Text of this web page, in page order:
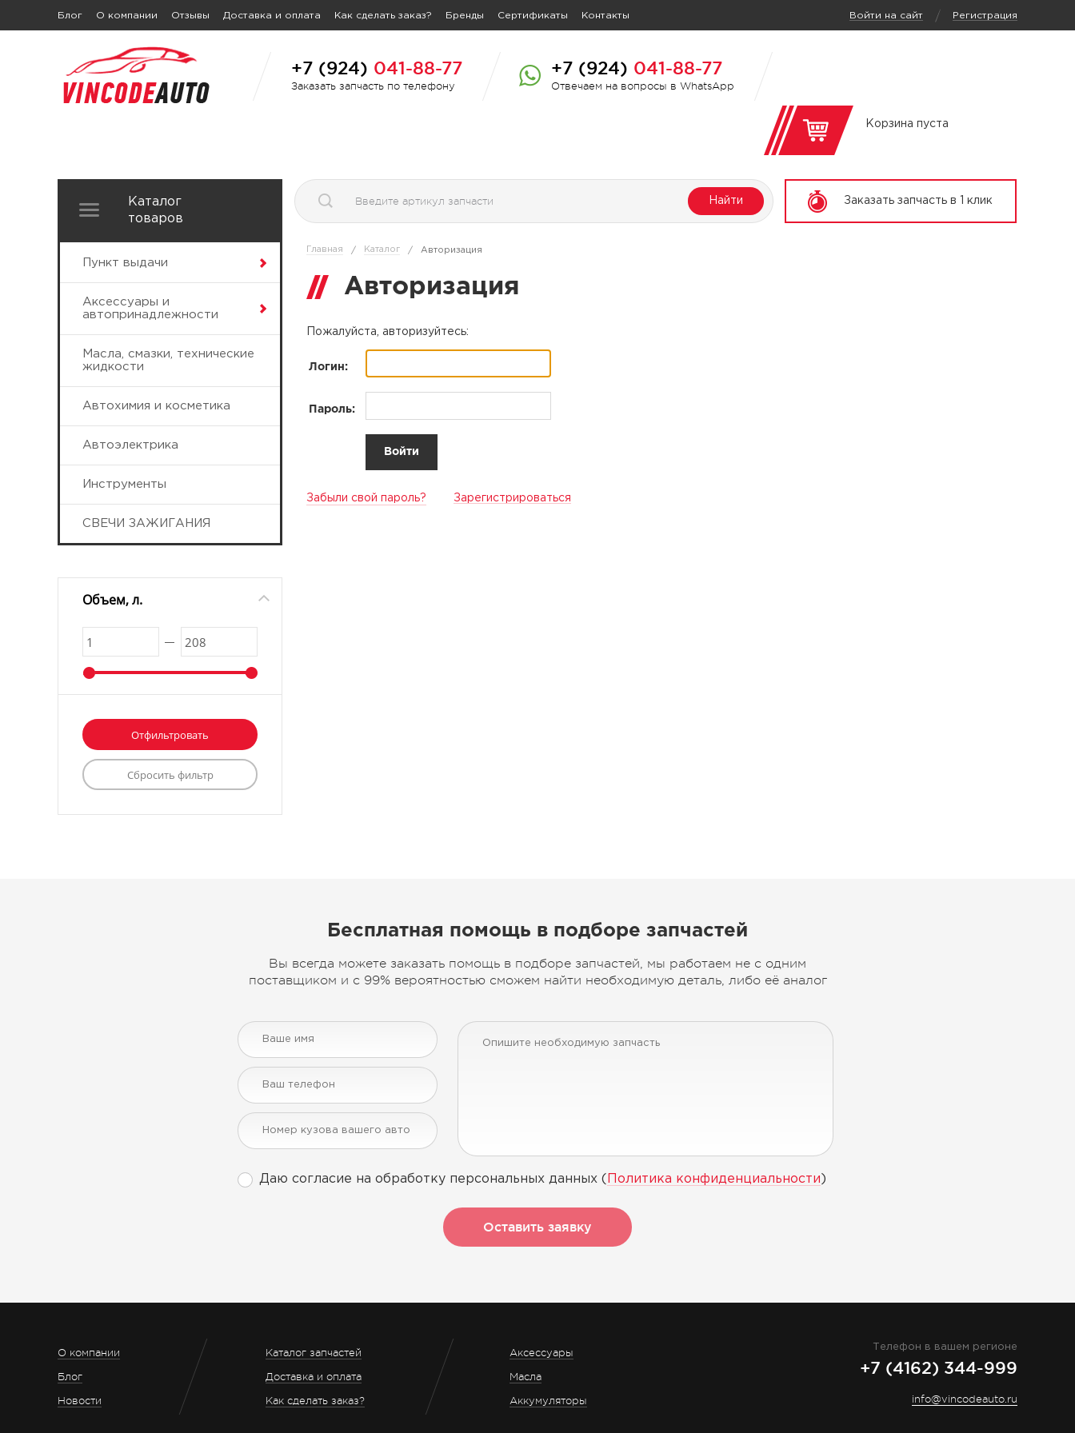
Блог О компании Отзывы Доставка и оплата Как сделать заказ? Бренды Сертификаты Контакты Войти на сайт / Регистрация
+7 (924) 041-88-77
Заказать запчасть по телефону
+7 (924) 041-88-77
Отвечаем на вопросы в WhatsApp
Корзина пуста
Каталог
товаров
Пункт выдачи
Аксессуары и
автопринадлежности
Масла, смазки, технические
жидкости
Автохимия и косметика
Автоэлектрика
Инструменты
СВЕЧИ ЗАЖИГАНИЯ
Объем, л.
Найти Заказать запчасть в 1 клик
Главная / Каталог / Авторизация
Авторизация
Пожалуйста, авторизуйтесь:
Логин:
Пароль:
Забыли свой пароль? Зарегистрироваться
Бесплатная помощь в подборе запчастей
Вы всегда можете заказать помощь в подборе запчастей, мы работаем не с одним
поставщиком и с 99% вероятностью сможем найти необходимую деталь, либо её аналог
Даю согласие на обработку персональных данных ( Политика конфиденциальности )
Оставить заявку
О компании
Блог
Новости
Каталог запчастей
Доставка и оплата
Как сделать заказ?
Аксессуары
Масла
Аккумуляторы
Телефон в вашем регионе
+7 (4162) 344-999
info@vincodeauto.ru